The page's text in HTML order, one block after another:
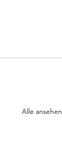
Alle ansehen